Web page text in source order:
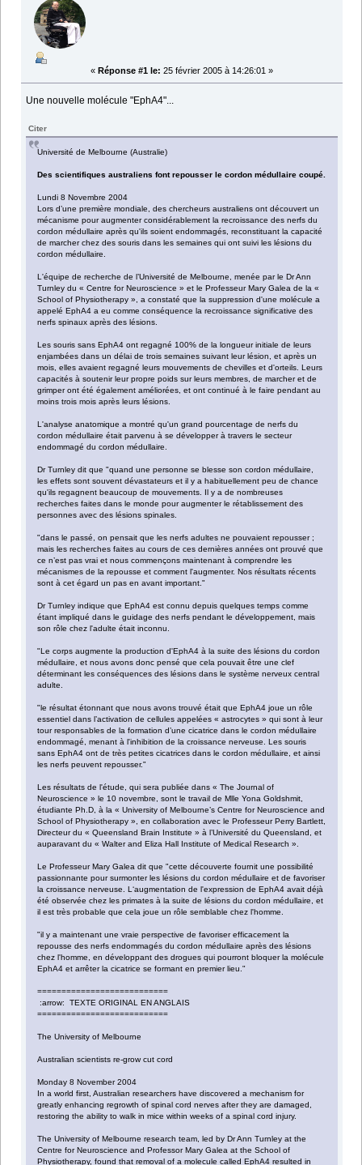
« Réponse #1 le: 25 février 2005 à 14:26:01 »
Une nouvelle molécule "EphA4"...
Citer
Université de Melbourne (Australie)
Des scientifiques australiens font repousser le cordon médullaire coupé.
Lundi 8 Novembre 2004
Lors d’une première mondiale, des chercheurs australiens ont découvert un
mécanisme pour augmenter considérablement la recroissance des nerfs du
cordon médullaire après qu'ils soient endommagés, reconstituant la capacité
de marcher chez des souris dans les semaines qui ont suivi les lésions du
cordon médullaire.
L'équipe de recherche de l’Université de Melbourne, menée par le Dr Ann
Turnley du « Centre for Neuroscience » et le Professeur Mary Galea de la «
School of Physiotherapy », a constaté que la suppression d'une molécule a
appelé EphA4 a eu comme conséquence la recroissance significative des
nerfs spinaux après des lésions.
Les souris sans EphA4 ont regagné 100% de la longueur initiale de leurs
enjambées dans un délai de trois semaines suivant leur lésion, et après un
mois, elles avaient regagné leurs mouvements de chevilles et d'orteils. Leurs
capacités à soutenir leur propre poids sur leurs membres, de marcher et de
grimper ont été également améliorées, et ont continué à le faire pendant au
moins trois mois après leurs lésions.
L'analyse anatomique a montré qu'un grand pourcentage de nerfs du
cordon médullaire était parvenu à se développer à travers le secteur
endommagé du cordon médullaire.
Dr Turnley dit que "quand une personne se blesse son cordon médullaire,
les effets sont souvent dévastateurs et il y a habituellement peu de chance
qu'ils regagnent beaucoup de mouvements. Il y a de nombreuses
recherches faites dans le monde pour augmenter le rétablissement des
personnes avec des lésions spinales.
"dans le passé, on pensait que les nerfs adultes ne pouvaient repousser ;
mais les recherches faites au cours de ces dernières années ont prouvé que
ce n’est pas vrai et nous commençons maintenant à comprendre les
mécanismes de la repousse et comment l'augmenter. Nos résultats récents
sont à cet égard un pas en avant important."
Dr Turnley indique que EphA4 est connu depuis quelques temps comme
étant impliqué dans le guidage des nerfs pendant le développement, mais
son rôle chez l'adulte était inconnu.
"Le corps augmente la production d'EphA4 à la suite des lésions du cordon
médullaire, et nous avons donc pensé que cela pouvait être une clef
déterminant les conséquences des lésions dans le système nerveux central
adulte.
"le résultat étonnant que nous avons trouvé était que EphA4 joue un rôle
essentiel dans l’activation de cellules appelées « astrocytes » qui sont à leur
tour responsables de la formation d’une cicatrice dans le cordon médullaire
endommagé, menant à l'inhibition de la croissance nerveuse. Les souris
sans EphA4 ont de très petites cicatrices dans le cordon médullaire, et ainsi
les nerfs peuvent repousser."
Les résultats de l'étude, qui sera publiée dans « The Journal of
Neuroscience » le 10 novembre, sont le travail de Mlle Yona Goldshmit,
étudiante Ph.D, à la « University of Melbourne’s Centre for Neuroscience and
School of Physiotherapy », en collaboration avec le Professeur Perry Bartlett,
Directeur du « Queensland Brain Institute » à l’Université du Queensland, et
auparavant du « Walter and Eliza Hall Institute of Medical Research ».
Le Professeur Mary Galea dit que "cette découverte fournit une possibilité
passionnante pour surmonter les lésions du cordon médullaire et de favoriser
la croissance nerveuse. L‘augmentation de l'expression de EphA4 avait déjà
été observée chez les primates à la suite de lésions du cordon médullaire, et
il est très probable que cela joue un rôle semblable chez l'homme.
"il y a maintenant une vraie perspective de favoriser efficacement la
repousse des nerfs endommagés du cordon médullaire après des lésions
chez l'homme, en développant des drogues qui pourront bloquer la molécule
EphA4 et arrêter la cicatrice se formant en premier lieu."
===========================
:arrow: TEXTE ORIGINAL EN ANGLAIS
===========================
The University of Melbourne
Australian scientists re-grow cut cord
Monday 8 November 2004
In a world first, Australian researchers have discovered a mechanism for
greatly enhancing regrowth of spinal cord nerves after they are damaged,
restoring the ability to walk in mice within weeks of a spinal cord injury.
The University of Melbourne research team, led by Dr Ann Turnley at the
Centre for Neuroscience and Professor Mary Galea at the School of
Physiotherapy, found that removal of a molecule called EphA4 resulted in